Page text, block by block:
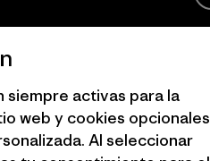
siempre activas para la
web y cookies opcionales
Al seleccionar